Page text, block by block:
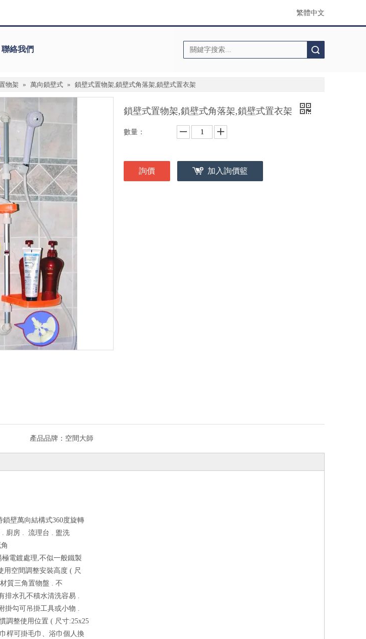
繁體中文
聯絡我們
物架 » 萬向鎖壁式 » 鎖壁式置物架,鎖壁式角落架,鎖壁式置衣架
鎖壁式置物架,鎖壁式角落架,鎖壁式置衣架
數量：
詢價 加入詢價籃
產品品牌： 空間大師
壁萬向結構式360度旋轉
. 廚房 . 流理台 . 盥洗
電鍍處理,不似一般鐵製
用空間調整安裝高度 ( 尺
質三角置物盤 . 不
排水孔不積水清洗容易 .
掛勾可吊掛工具或小物 .
調整使用位置 ( 尺寸:25x25
桿可掛毛巾、浴巾個人換